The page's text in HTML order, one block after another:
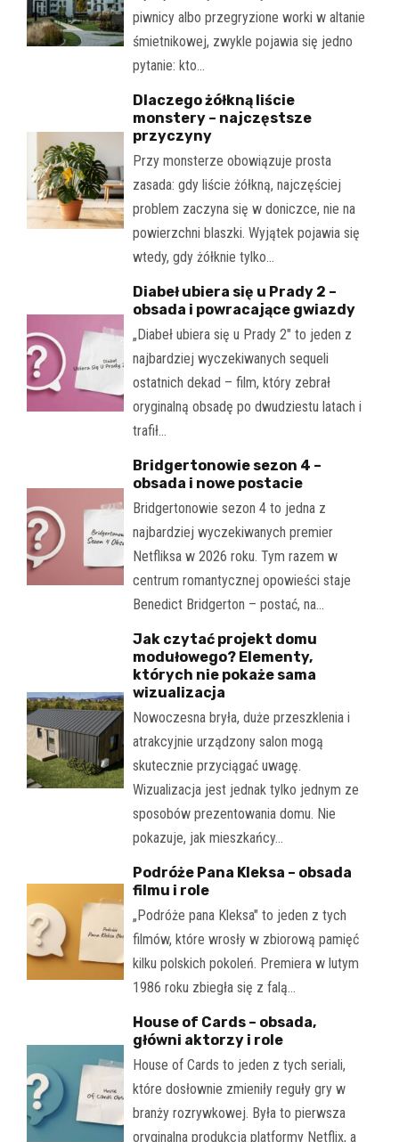
piwnicy albo przegryzione worki w altanie
śmietnikowej, zwykle pojawia się jedno
pytanie: kto…
Dlaczego żółkną liście
monstery – najczęstsze
przyczyny
Przy monsterze obowiązuje prosta
zasada: gdy liście żółkną, najczęściej
problem zaczyna się w doniczce, nie na
powierzchni blaszki. Wyjątek pojawia się
wtedy, gdy żółknie tylko…
Diabeł ubiera się u Prady 2 –
obsada i powracające gwiazdy
„Diabeł ubiera się u Prady 2" to jeden z
najbardziej wyczekiwanych sequeli
ostatnich dekad – film, który zebrał
oryginalną obsadę po dwudziestu latach i
trafił…
Bridgertonowie sezon 4 –
obsada i nowe postacie
Bridgertonowie sezon 4 to jedna z
najbardziej wyczekiwanych premier
Netfliksa w 2026 roku. Tym razem w
centrum romantycznej opowieści staje
Benedict Bridgerton – postać, na…
Jak czytać projekt domu
modułowego? Elementy,
których nie pokaże sama
wizualizacja
Nowoczesna bryła, duże przeszklenia i
atrakcyjnie urządzony salon mogą
skutecznie przyciągać uwagę.
Wizualizacja jest jednak tylko jednym ze
sposobów prezentowania domu. Nie
pokazuje, jak mieszkańcy…
Podróże Pana Kleksa – obsada
filmu i role
„Podróże pana Kleksa" to jeden z tych
filmów, które wrosły w zbiorową pamięć
kilku polskich pokoleń. Premiera w lutym
1986 roku zbiegła się z falą…
House of Cards – obsada,
główni aktorzy i role
House of Cards to jeden z tych seriali,
które dosłownie zmieniły reguły gry w
branży rozrywkowej. Była to pierwsza
oryginalna produkcja platformy Netflix, a